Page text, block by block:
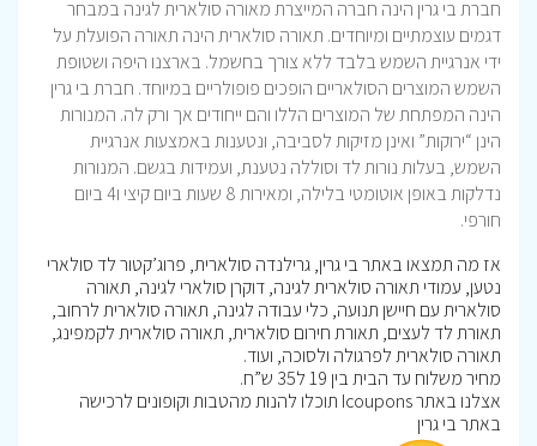
חברת בי גרין הינה חברה המייצרת מאורה סולארית לגינה במבחר
דגמים עוצמתיים ומיוחדים. תאורה סולארית הינה תאורה הפועלת על
ידי אנרגיית השמש בלבד ללא צורך בחשמל. בארצנו היפה ושטופת
השמש המוצרים הסולאריים הופכים פופולריים במיוחד. חברת בי גרין
הינה המפתחת של המוצרים הללו והם ייחודים אך ורק לה. המנורות
הינן “ירוקות” ואינן מזיקות לסביבה, ונטענות באמצעות אנרגיית
השמש, בעלות נורות לד וסוללה נטענת, ועמידות בגשם. המנורות
נדלקות באופן אוטומטי בלילה, ומאירות 8 שעות ביום קיצי ו4 ביום
חורפי.
אז מה תמצאו באתר בי גרין, גרילנדה סולארית, פרוג’קטור לד סולארי
נטען, עמודי תאורה סולארית לגינה, דוקרן סולארי לגינה, תאורה
סולארית עם חיישן תנועה, כלי עבודה לגינה, תאורה סולארית לרחוב,
תאורת לד לעצים, תאורת חירום סולארית, תאורה סולארית לקמפינג,
תאורה סולארית לפרגולה ולסוכה, ועוד.
מחיר משלוח עד הבית בין 19 ל35 ש”ח.
אצלנו באתר Icoupons תוכלו להנות מהטבות וקופונים לרכישה
באתר בי גרין